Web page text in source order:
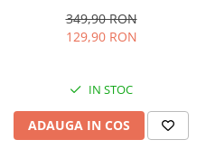
taiere, Negru
349,90 RON
129,90 RON
IN STOC
ADAUGA IN COS